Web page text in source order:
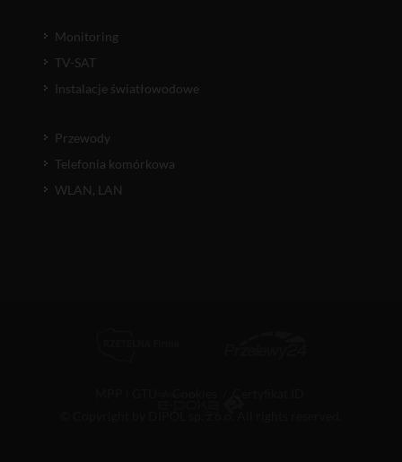
Monitoring
TV-SAT
Instalacje światłowodowe
Przewody
Telefonia komórkowa
WLAN, LAN